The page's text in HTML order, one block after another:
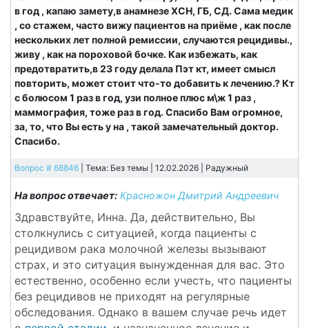
в год , капаю замету,в анамнезе ХСН, ГБ, СД. Сама медик
, со стажем, часто вижу пациентов на приёме , как после
нескольких лет полной ремиссии, случаются рецидивы.,
живу , как на пороховой бочке. Как избежать, как
предотвратить,в 23 году делала Пэт кт, имеет смысл
повторить, может стоит что-то добавить к лечению.? Кт
с болюсом 1 раз в год, узи полное плюс м\ж 1 раз ,
маммография, тоже раз в год. Спасибо Вам огромное,
за, то, что Вы есть у на , такой замечательный доктор.
Спасибо.
Вопрос # 68846 | Тема: Без темы | 12.02.2026 | Радужный
На вопрос отвечает: Красножон Дмитрий Андреевич
Здравствуйте, Инна. Да, действительно, Вы
столкнулись с ситуацией, когда пациенты с
рецидивом рака молочной железы вызывают
страх, и это ситуация вынужденная для вас. Это
естественно, особенно если учесть, что пациенты
без рецидивов не приходят на регулярные
обследования. Однако в вашем случае речь идет